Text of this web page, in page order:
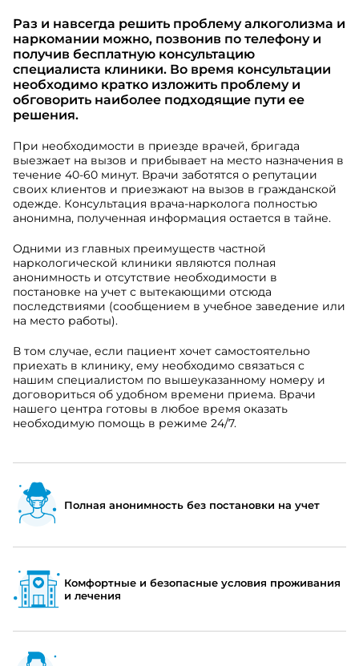
Раз и навсегда решить проблему алкоголизма и
наркомании можно, позвонив по телефону и
получив бесплатную консультацию
специалиста клиники. Во время консультации
необходимо кратко изложить проблему и
обговорить наиболее подходящие пути ее
решения.
При необходимости в приезде врачей, бригада
выезжает на вызов и прибывает на место назначения в
течение 40-60 минут. Врачи заботятся о репутации
своих клиентов и приезжают на вызов в гражданской
одежде. Консультация врача-нарколога полностью
анонимна, полученная информация остается в тайне.
Одними из главных преимуществ частной
наркологической клиники являются полная
анонимность и отсутствие необходимости в
постановке на учет с вытекающими отсюда
последствиями (сообщением в учебное заведение или
на место работы).
В том случае, если пациент хочет самостоятельно
приехать в клинику, ему необходимо связаться с
нашим специалистом по вышеуказанному номеру и
договориться об удобном времени приема. Врачи
нашего центра готовы в любое время оказать
необходимую помощь в режиме 24/7.
Полная анонимность без постановки на учет
Комфортные и безопасные условия проживания
и лечения